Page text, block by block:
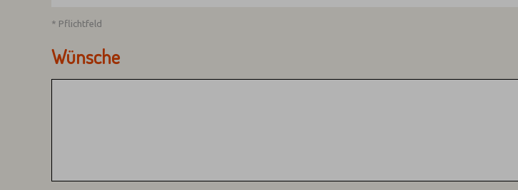
* Pflichtfeld
Wünsche